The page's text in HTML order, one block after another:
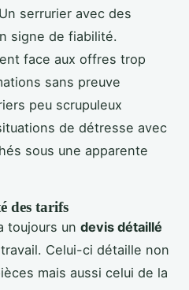
serrurier avec des
signe de fiabilité.
face aux offres trop
sans preuve
peu scrupuleux
de détresse avec
sous une apparente
des tarifs
toujours un devis détaillé
Celui-ci détaille non
mais aussi celui de la